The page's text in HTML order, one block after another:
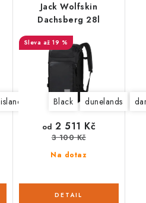
island moss
Jack Wolfskin
Dachsberg 28l
až 19 %
Black dunelands
Na dotaz
od 2 511 Kč
3 100 Kč